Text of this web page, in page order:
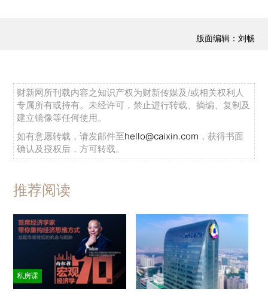
版面编辑：刘畅
财新网所刊载内容之知识产权为财新传媒及/或相关权利人
专属所有或持有。未经许可，禁止进行转载、摘编、复制及
建立镜像等任何使用。
如有意愿转载，请发邮件至hello@caixin.com ，获得书面
确认及授权后，方可转载。
推荐阅读
私房课